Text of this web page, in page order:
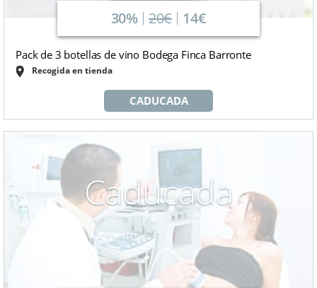
30% 20€ 14€
Pack de 3 botellas de vino Bodega Finca Barronte
Recogida en tienda
CADUCADA
Caducada